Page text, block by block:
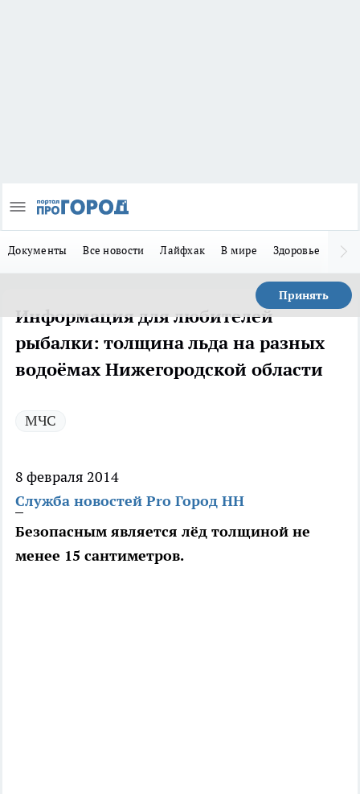
Документы Все новости Лайфхак В мире Здоровье
Принять
Информация для любителей
рыбалки: толщина льда на разных
водоёмах Нижегородской области
МЧС
8 февраля 2014
Служба новостей Pro Город НН
Безопасным является лёд толщиной не
менее 15 сантиметров.